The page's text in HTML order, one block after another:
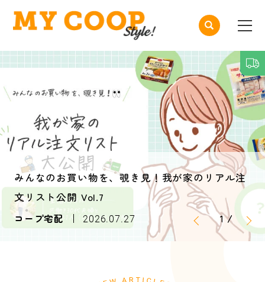
みんなのお買い物を、覗き見！我が家のリアル注
文リスト公開 Vol.7
コープ宅配 2026.07.27 1/
1/
1/